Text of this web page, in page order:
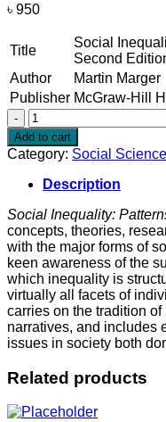
৳ 950
Title
Social
Second
Author
Martin Marger
Publisher McGraw-Hill
Social
Inequality:
Patterns
and
Processes
quantity
Add to cart
Category: Social Science
Description
Social Inequality:
concepts, theories,
with the major forms of
keen awareness of the
which inequality is
virtually all facets of
carries on the tradition
narratives, and includes
issues in society both
Related products